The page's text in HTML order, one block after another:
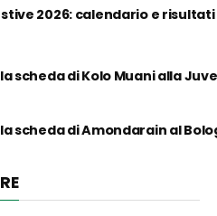
2026: calendario e risultati
scheda di Kolo Muani alla
scheda di Amondarain al